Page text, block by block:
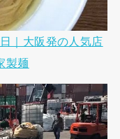
｜大阪発の人気店
製麺